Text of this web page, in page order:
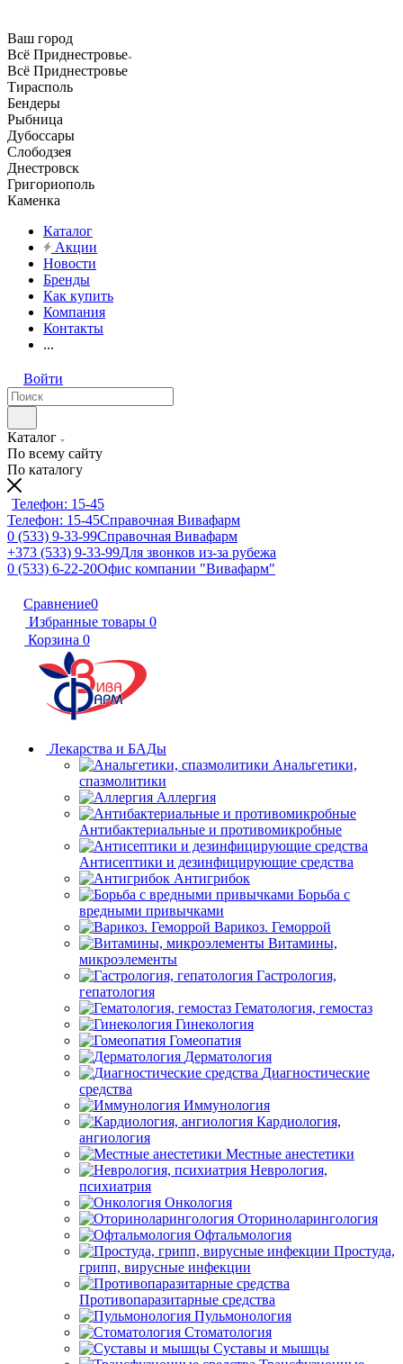
Ваш город
Всё Приднестровье
Всё Приднестровье
Тирасполь
Бендеры
Рыбница
Дубоссары
Слободзея
Днестровск
Григориополь
Каменка
Каталог
Акции
Новости
Бренды
Как купить
Компания
Контакты
...
Войти
Каталог
По всему сайту
По каталогу
Телефон: 15-45
Телефон: 15-45Справочная Вивафарм
0 (533) 9-33-99Справочная Вивафарм
+373 (533) 9-33-99Для звонков из-за рубежа
0 (533) 6-22-20Офис компании "Вивафарм"
Сравнение0
Избранные товары 0
Корзина 0
Лекарства и БАДы
Анальгетики,
спазмолитики
Аллергия
Антибактериальные и противомикробные
Антисептики и дезинфицирующие средства
Антигрибок
Борьба с
вредными привычками
Варикоз. Геморрой
Витамины,
микроэлементы
Гастрология,
гепатология
Гематология, гемостаз
Гинекология
Гомеопатия
Дерматология
Диагностические
средства
Иммунология
Кардиология,
ангиология
Местные анестетики
Неврология,
психиатрия
Онкология
Оториноларингология
Офтальмология
Простуда,
грипп, вирусные инфекции
Противопаразитарные средства
Пульмонология
Стоматология
Суставы и мышцы